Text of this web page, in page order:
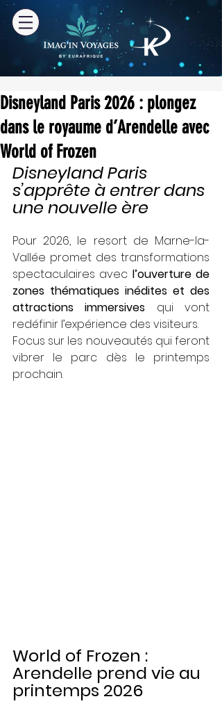
Disneyland Paris 2026 : plongez
dans le royaume d’Arendelle avec
World of Frozen
Disneyland Paris
s’apprête à entrer dans
une nouvelle ère
Pour 2026, le resort de Marne-la-
Vallée promet des transformations
spectaculaires avec l’ouverture de
zones thématiques inédites et des
attractions immersives qui vont
redéfinir l’expérience des visiteurs.
Focus sur les nouveautés qui feront
vibrer le parc dès le printemps
prochain.
World of Frozen :
Arendelle prend vie au
printemps 2026